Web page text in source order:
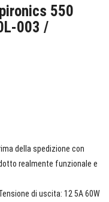
550
003 /
della spedizione con
realmente funzionale e
di uscita: 12 5A 60W